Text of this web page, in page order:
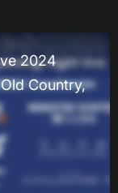
2024
Country,